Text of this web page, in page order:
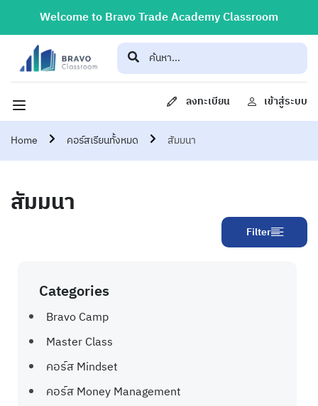
Welcome to Bravo Trade Academy Classroom
ลงทะเบียน เข้าสู่ระบบ
Home คอร์สเรียนทั้งหมด สัมมนา
สัมมนา
Filter
Categories
Bravo Camp
Master Class
คอร์ส Mindset
คอร์ส Money Management